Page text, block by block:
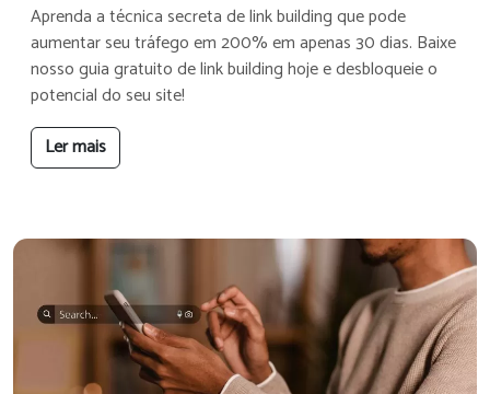
Aprenda a técnica secreta de link building que pode
aumentar seu tráfego em 200% em apenas 30 dias. Baixe
nosso guia gratuito de link building hoje e desbloqueie o
potencial do seu site!
Ler mais